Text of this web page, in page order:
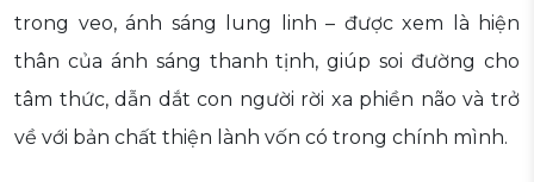
trong veo, ánh sáng lung linh – được xem là hiện
thân của ánh sáng thanh tịnh, giúp soi đường cho
tâm thức, dẫn dắt con người rời xa phiền não và trở
về với bản chất thiện lành vốn có trong chính mình.